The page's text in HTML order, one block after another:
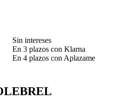
Sin intereses
En 3 plazos con Klarna
En 4 plazos con Aplazame